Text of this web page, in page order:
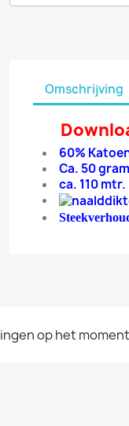
Omschrijving
60%
Ca. 50 gram
ca. 110 mtr.
op het